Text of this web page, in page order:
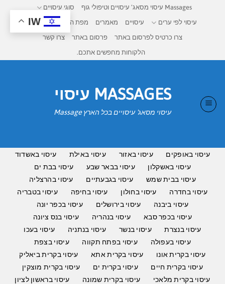
Massages עיסוי מסאג’ עיסויים וטיפולי גוף
סוגי עיסויים
עיסוי לפי ערים
עיסויים מאמרים
מפת העיסויים בישראל
צרו כרטיס לפרסום באתר
פרסום באתר
צרו קשר
הלקוחות מחפשים אתכם.
MASSAGES עיסוי
עיסוי מסאג' עיסויים בכל הארץ Massage
עיסוי באופקים עיסוי באזור עיסוי באילת
עיסוי באשדוד
עיסוי באשקלון
עיסוי בבאר שבע
עיסוי בבת ים
עיסוי בבית שמש
עיסוי בגבעתיים
עיסוי בהרצליה
עיסוי בחדרה
עיסוי בחולון עיסוי בחיפה
עיסוי בטבריה
עיסוי ביבנה
עיסוי בירושלים
עיסוי בכפר יונה
עיסוי בכפר סבא
עיסוי בנהריה
עיסוי בנס ציונה
עיסוי בנצרת
עיסוי בנשר עיסוי בנתניה
עיסוי בעכו
עיסוי בעפולה
עיסוי בפתח תקווה
עיסוי בצפת
עיסוי בקרית אונו
עיסוי בקרית אתא
עיסוי בקרית ביאליק
עיסוי בקרית חיים
עיסוי בקרית ים
עיסוי בקרית מוצקין
עיסוי בקרית מלאכי
עיסוי בקרית שמונה
עיסוי בראשון לציון
IW